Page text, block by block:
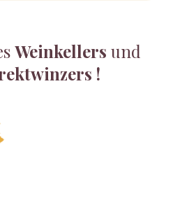
Weinkellers und
!